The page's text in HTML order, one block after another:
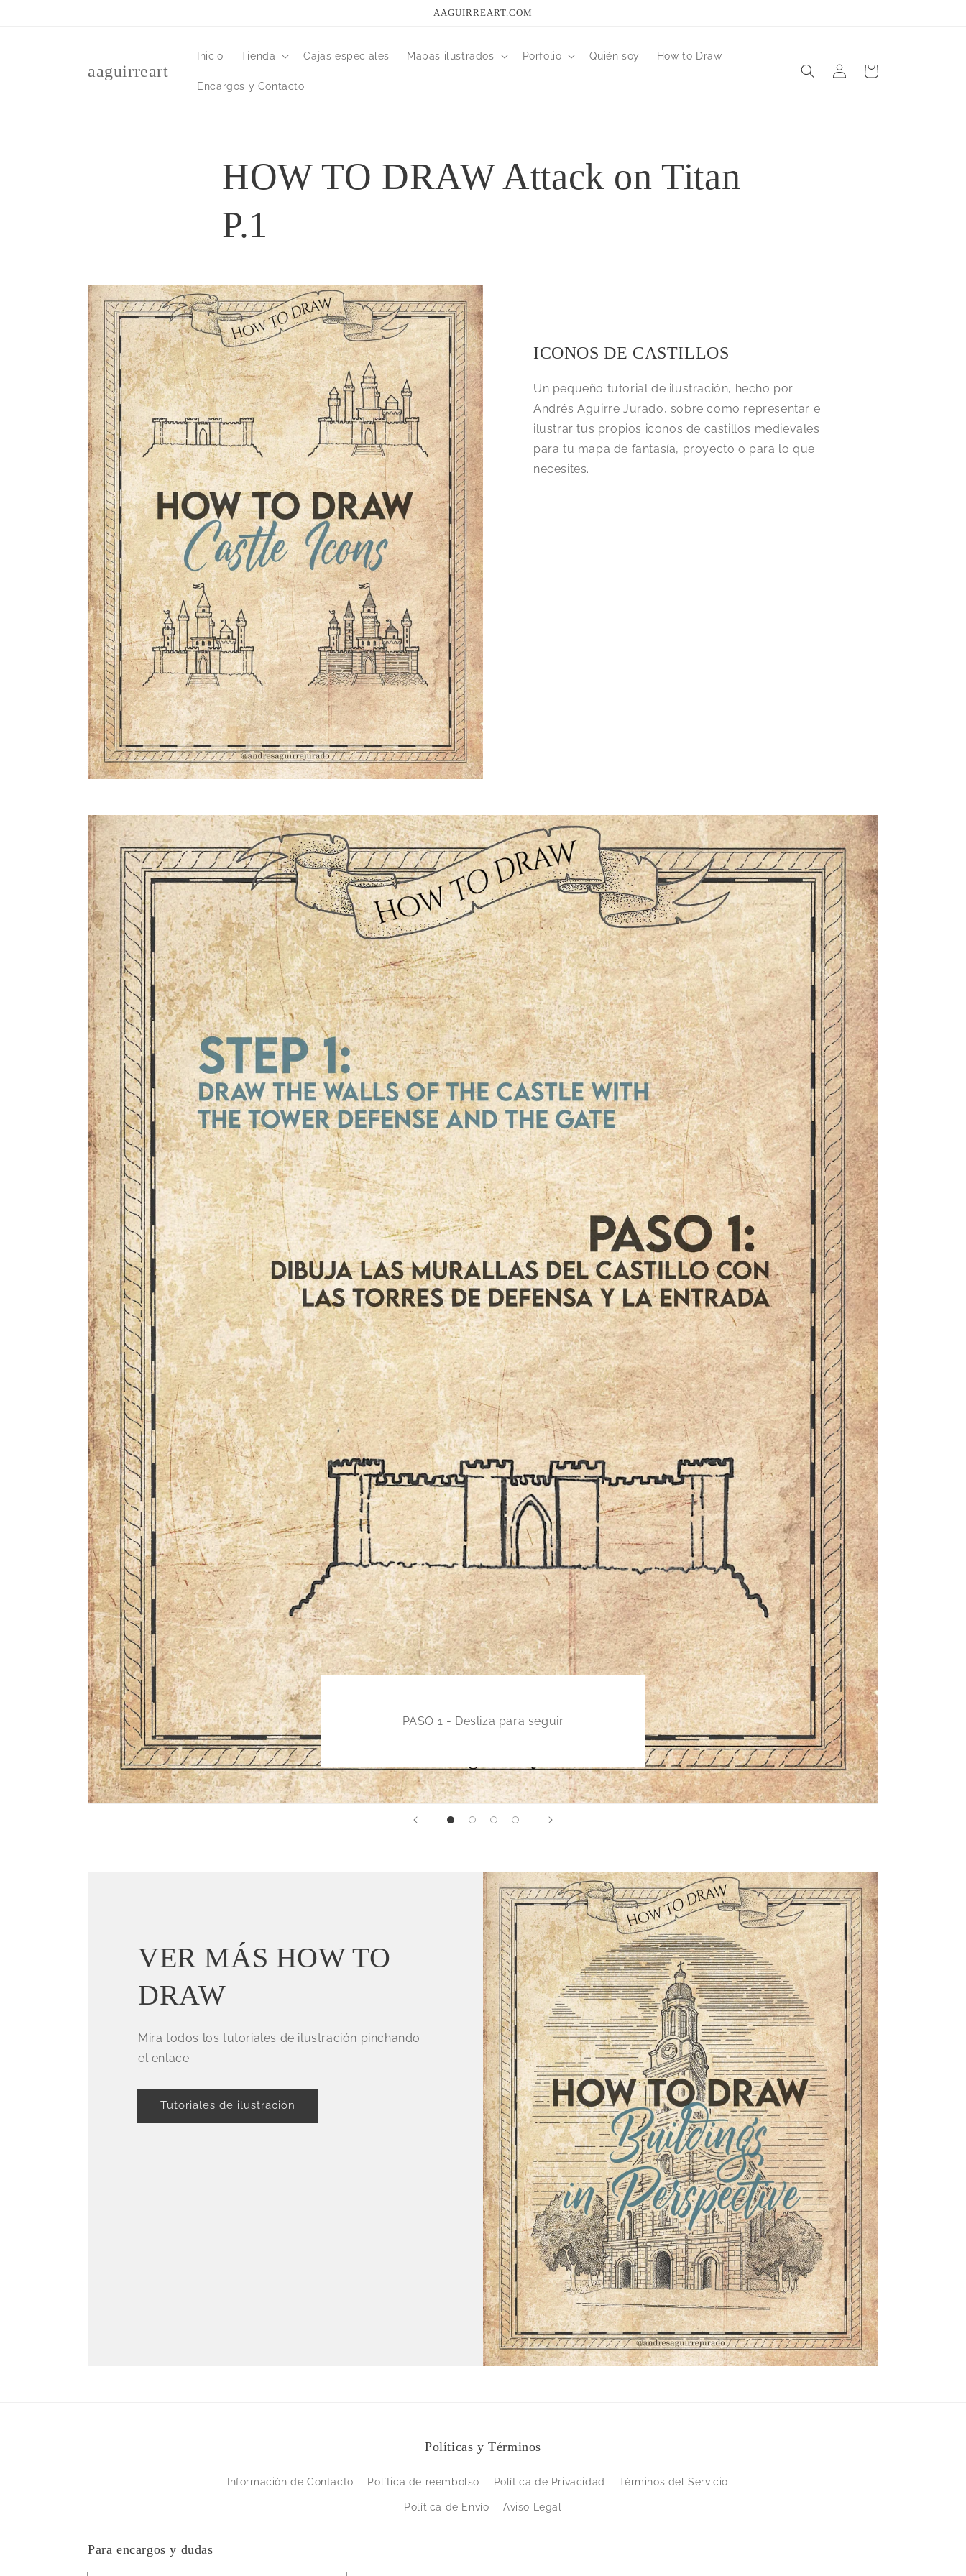
AAGUIRREART.COM
aaguirreart
Inicio Tienda Cajas especiales Mapas ilustrados Porfolio Quién soy How to Draw
Encargos y Contacto
sesión
Carrito
HOW TO DRAW Attack on Titan
P.1
ICONOS DE CASTILLOS
Un pequeño tutorial de ilustración, hecho por
Andrés Aguirre Jurado, sobre como representar e
ilustrar tus propios iconos de castillos medievales
para tu mapa de fantasía, proyecto o para lo que
necesites.
PASO 1 - Desliza para seguir
VER MÁS HOW TO
DRAW
Mira todos los tutoriales de ilustración pinchando
el enlace
Tutoriales de ilustración
Políticas y Términos
Información de Contacto Política de reembolso Política de Privacidad Términos del Servicio
Política de Envío Aviso Legal
Para encargos y dudas